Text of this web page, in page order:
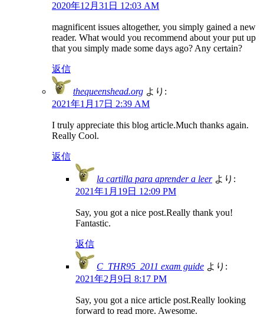
2020年12月31日 12:03 AM
magnificent issues altogether, you simply gained a new
reader. What would you recommend about your put up
that you simply made some days ago? Any certain?
返信
thequeenshead.org より:
2021年1月17日 2:39 AM
I truly appreciate this blog article.Much thanks again.
Really Cool.
返信
la cartilla para aprender a leer より:
2021年1月19日 12:09 PM
Say, you got a nice post.Really thank you!
Fantastic.
返信
C_THR95_2011 exam guide より:
2021年2月9日 8:17 PM
Say, you got a nice article post.Really looking
forward to read more. Awesome.